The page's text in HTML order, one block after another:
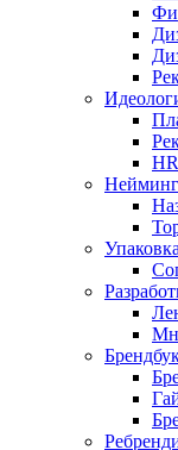
Нейминг
Упаковка